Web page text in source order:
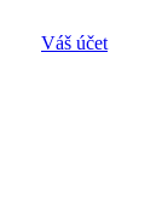
Váš účet